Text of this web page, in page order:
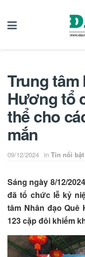
Trung tâm
Hương tổ
thể cho
mắn
09/12/2024 in Tin nổi bật
Sáng ngày 8/12/
đã tổ chức lễ kỷ
tâm Nhân đạo
123 cặp đôi khiếm